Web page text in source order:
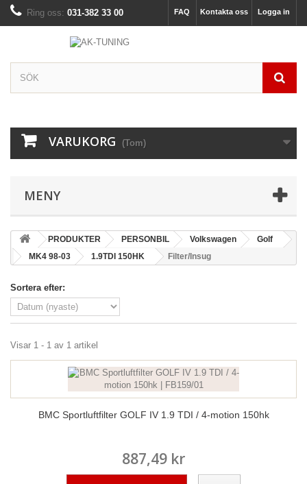
Logga in
Kontakta oss
FAQ
Ring oss: 031-382 33 00
VARUKORG (Tom)
MENY
PRODUKTER PERSONBIL Volkswagen
Golf
MK4 98-03
1.9TDI 150HK Filter/Insug
Sortera efter:
Visar 1 - 1 av 1 artikel
BMC Sportluftfilter GOLF IV 1.9 TDI / 4-motion 150hk
887,49 kr